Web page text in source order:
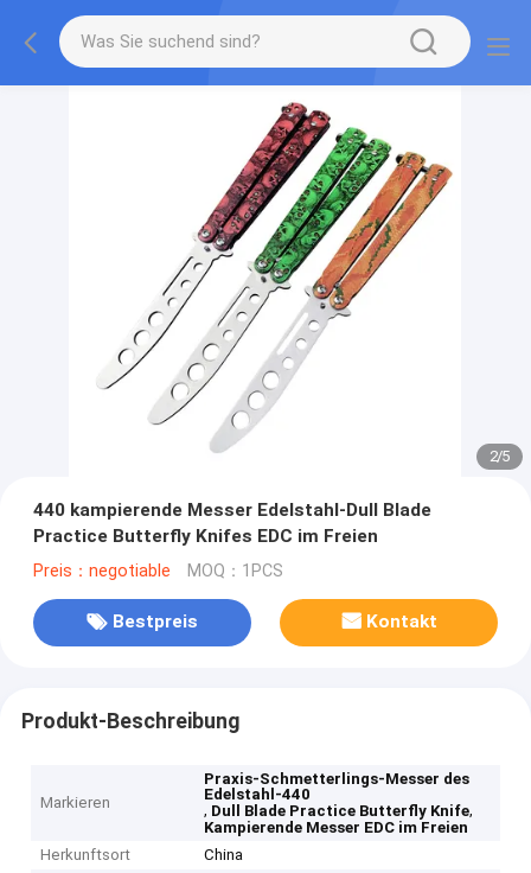
2/5
440 kampierende Messer Edelstahl-Dull Blade
Practice Butterfly Knifes EDC im Freien
Preis：negotiable MOQ：1PCS
Bestpreis Kontakt
Produkt-Beschreibung
Markieren
Praxis-Schmetterlings-Messer des
Edelstahl-440
, Dull Blade Practice Butterfly Knife,
Kampierende Messer EDC im Freien
Herkunftsort
China